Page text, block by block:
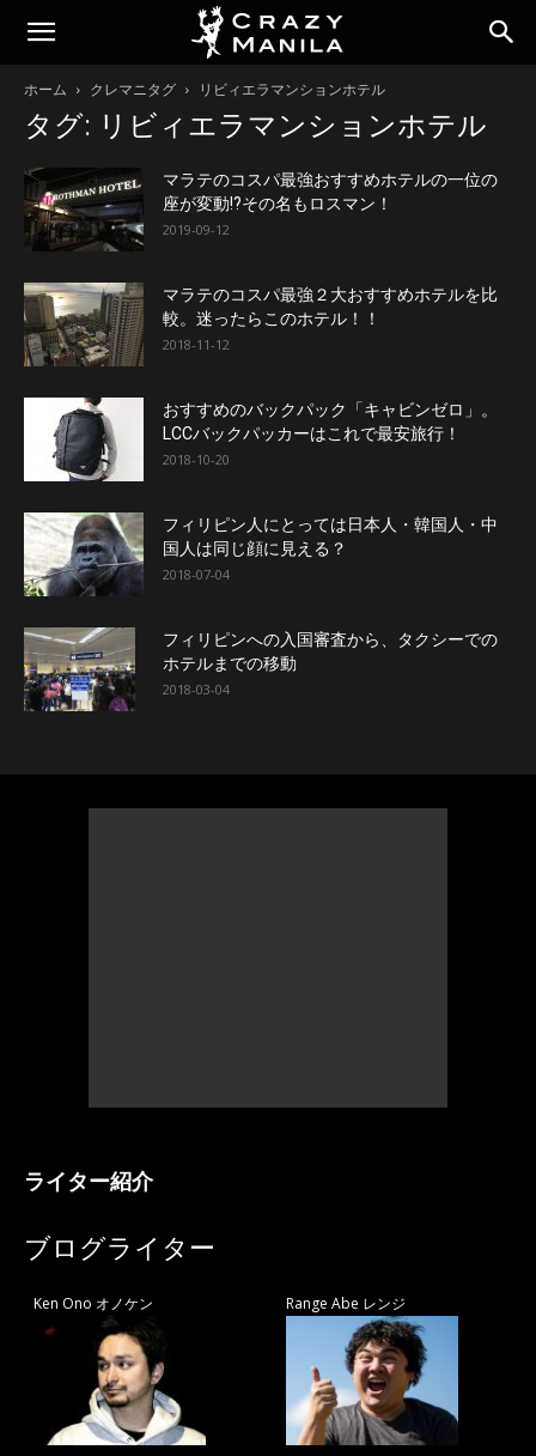
ホーム クレマニタグ リビィエラマンションホテル
タグ: リビィエラマンションホテル
マラテのコスパ最強おすすめホテルの一位の
座が変動!?その名もロスマン！
2019-09-12
マラテのコスパ最強２大おすすめホテルを比
較。迷ったらこのホテル！！
2018-11-12
おすすめのバックパック「キャビンゼロ」。
LCCバックパッカーはこれで最安旅行！
2018-10-20
フィリピン人にとっては日本人・韓国人・中
国人は同じ顔に見える？
2018-07-04
フィリピンへの入国審査から、タクシーでの
ホテルまでの移動
2018-03-04
ライター紹介
ブログライター
Ken Ono オノケン Range Abe レンジ